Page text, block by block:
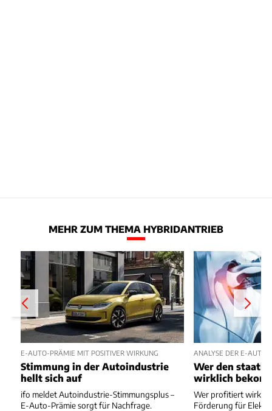
MEHR ZUM THEMA HYBRIDANTRIEB
E-AUTO-PRÄMIE MIT POSITIVER WIRKUNG
Stimmung in der Autoindustrie
hellt sich auf
ifo meldet Autoindustrie-Stimmungsplus –
E-Auto-Prämie sorgt für Nachfrage.
ANALYSE DER E-AUTO-
Wer den
wirklich
Wer profitiert
Förderung für